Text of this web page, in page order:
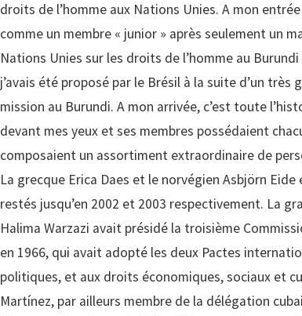
droits de l’homme aux Nations Unies. A mon
comme un membre « junior » après seulement un
Nations Unies sur les droits de l’homme au
j’avais été proposé par le Brésil à la suite d’un
mission au Burundi. A mon arrivée, c’est toute
devant mes yeux et ses membres possédaient
composaient un assortiment extraordinaire de
La grecque Erica Daes et le norvégien Asbjörn
restés jusqu’en 2002 et 2003 respectivement. La
Halima Warzazi avait présidé la troisième
en 1966, qui avait adopté les deux Pactes
politiques, et aux droits économiques, sociaux et
Martínez, par ailleurs membre de la délégation